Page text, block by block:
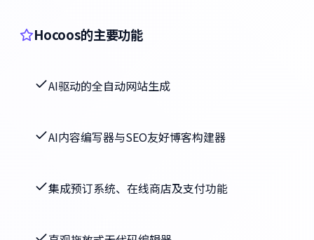
Hocoos的主要功能
AI驱动的全自动网站生成
AI内容编写器与SEO友好博客构建器
集成预订系统、在线商店及支付功能